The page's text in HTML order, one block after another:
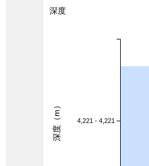
深度
4,221 - 4,221
深度（m）